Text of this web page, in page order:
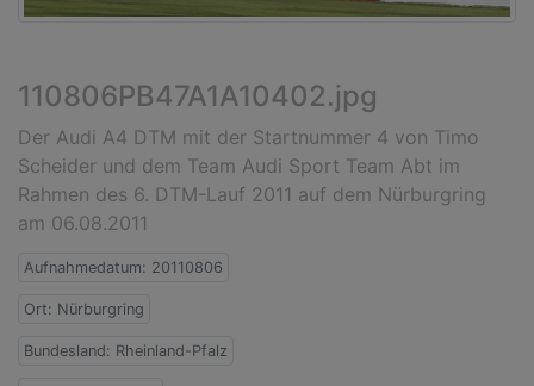
110806PB47A1A10402.jpg
Der Audi A4 DTM mit der Startnummer 4 von Timo
Scheider und dem Team Audi Sport Team Abt im
Rahmen des 6. DTM-Lauf 2011 auf dem Nürburgring
am 06.08.2011
Aufnahmedatum: 20110806
Ort: Nürburgring
Bundesland: Rheinland-Pfalz